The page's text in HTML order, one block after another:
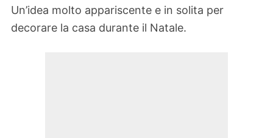
Un’idea molto appariscente e in solita per
decorare la casa durante il Natale.